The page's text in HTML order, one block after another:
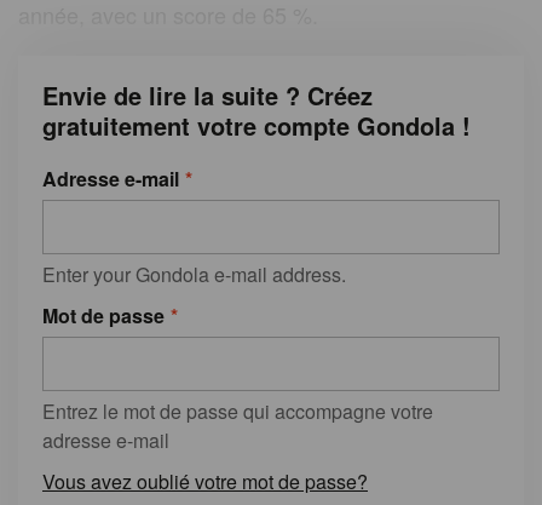
Envie de lire la suite ? Créez
gratuitement votre compte Gondola !
Adresse e-mail
Enter your Gondola e-mail address.
Mot de passe
Entrez le mot de passe qui accompagne votre
adresse e-mail
Vous avez oublié votre mot de passe?